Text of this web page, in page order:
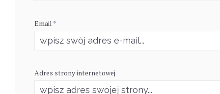
Email *
Adres strony internetowej